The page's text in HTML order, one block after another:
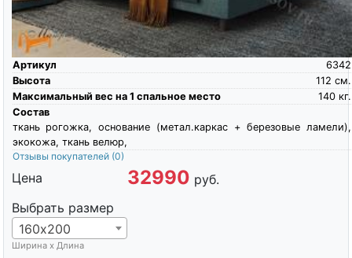
Артикул
6342
Высота
см.
112
Максимальный вес на 1 спальное место
кг.
140
Состав
ткань рогожка, основание (метал.каркас + березовые ламели),
экокожа, ткань велюр,
Отзывы покупателей (0)
Цена 32990 руб.
Выбрать размер
160х200
Ширина х Длина